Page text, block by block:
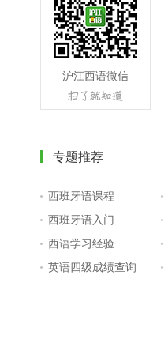
沪江西语微信
专题推荐
西班牙语课程
西班牙语入门
西语学习经验
英语四级成绩查询